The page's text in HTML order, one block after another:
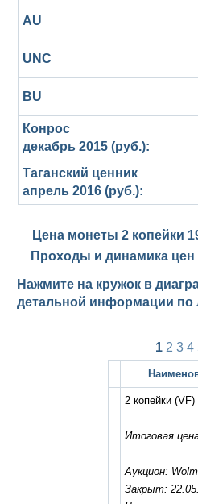
AU
UNC
BU
Конрос
декабрь 2015 (руб.):
Таганский ценник
апрель 2016 (руб.):
Цена монеты 2 копейки
Проходы и динамика
Нажмите на кружок в
детальной информации по
1 2 3 4
2 копейки (VF)
Итоговая
Аукцион:
Закрыт: